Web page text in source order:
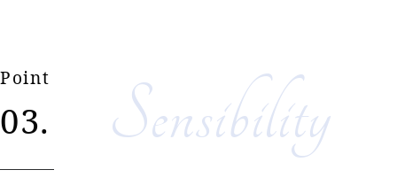
Point
03. Sensibility